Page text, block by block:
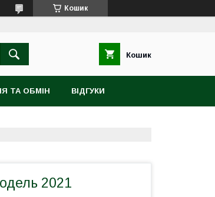
Кошик
Кошик
ТА ОБМІН ВІДГУКИ
2021